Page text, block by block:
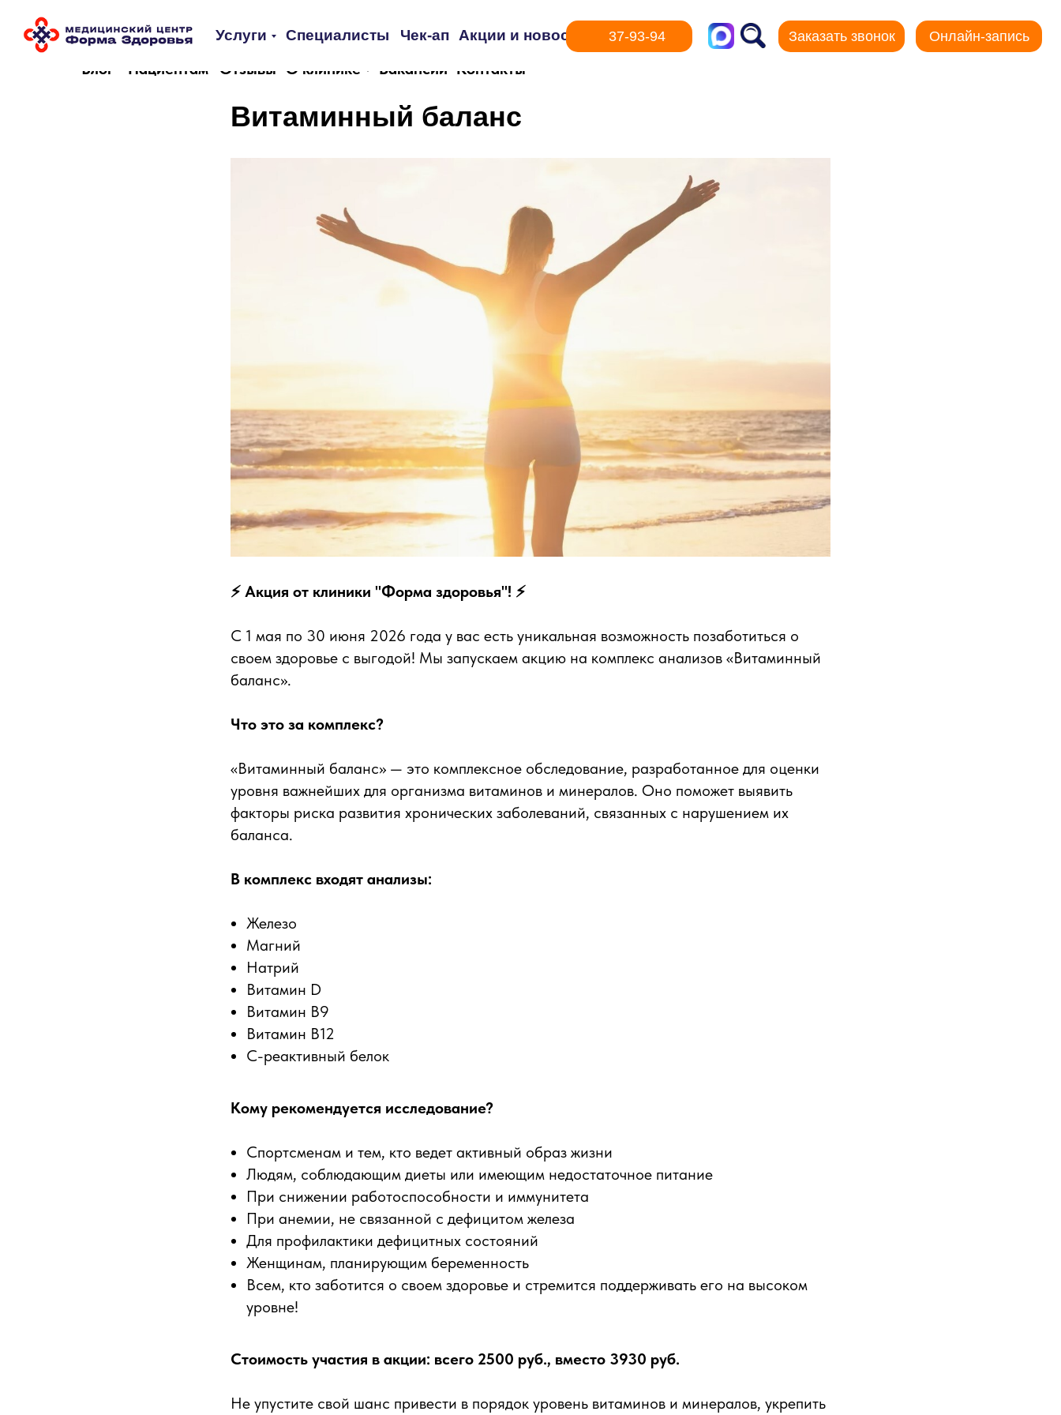
Услуги Специалисты Акции и новости
Чек-ап Онлайн-запись
37-93-94 Заказать звонок
О клинике
Пациентам Вакансии
Блог Отзывы Контакты
Витаминный баланс
⚡️ Акция от клиники "Форма здоровья"! ⚡️
С 1 мая по 30 июня 2026 года у вас есть уникальная возможность позаботиться о
своем здоровье с выгодой! Мы запускаем акцию на комплекс анализов «Витаминный
баланс».
Что это за комплекс?
«Витаминный баланс» — это комплексное обследование, разработанное для оценки
уровня важнейших для организма витаминов и минералов. Оно поможет выявить
факторы риска развития хронических заболеваний, связанных с нарушением их
баланса.
В комплекс входят анализы:
Железо
Магний
Натрий
Витамин D
Витамин B9
Витамин B12
С-реактивный белок
Кому рекомендуется исследование?
Спортсменам и тем, кто ведет активный образ жизни
Людям, соблюдающим диеты или имеющим недостаточное питание
При снижении работоспособности и иммунитета
При анемии, не связанной с дефицитом железа
Для профилактики дефицитных состояний
Женщинам, планирующим беременность
Всем, кто заботится о своем здоровье и стремится поддерживать его на высоком
уровне!
Стоимость участия в акции: всего 2500 руб., вместо 3930 руб.
Не упустите свой шанс привести в порядок уровень витаминов и минералов, укрепить